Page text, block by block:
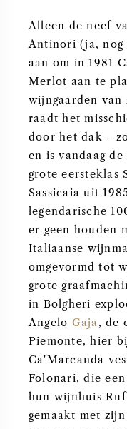
Alleen de neef
Antinori (ja, nog
aan om in 1981
Merlot aan te
wijngaarden
raadt het
door het dak -
en is vandaag de
grote eersteklas
Sassicaia uit
legendarische
er geen houden
Italiaanse
omgevormd tot
grote
in Bolgheri
Angelo Gaja, de
Piemonte, hier
Ca'Marcanda
Folonari, die
hun wijnhuis
gemaakt met